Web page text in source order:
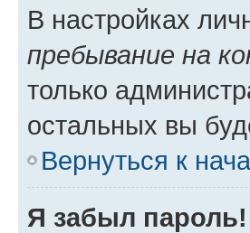
В настройках
пребывание на
только
остальных вы
Вернуться к
Я забыл пароль!